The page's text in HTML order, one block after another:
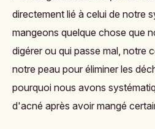
directement lié à celui de notre
mangeons quelque chose que
digérer ou qui passe mal, notre
notre peau pour éliminer les
pourquoi nous avons
d'acné après avoir mangé